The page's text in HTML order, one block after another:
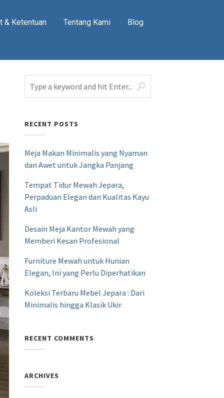
& Ketentuan Tentang Kami Blog
RECENT POSTS
Meja Makan Minimalis yang Nyaman
dan Awet untuk Jangka Panjang
Tempat Tidur Mewah Jepara,
Perpaduan Elegan dan Kualitas Kayu
Asli
Desain Meja Kantor Mewah yang
Memberi Kesan Profesional
Furniture Mewah untuk Hunian
Elegan, Ini yang Perlu Diperhatikan
Koleksi Terbaru Mebel Jepara : Dari
Minimalis hingga Klasik Ukir
RECENT COMMENTS
ARCHIVES